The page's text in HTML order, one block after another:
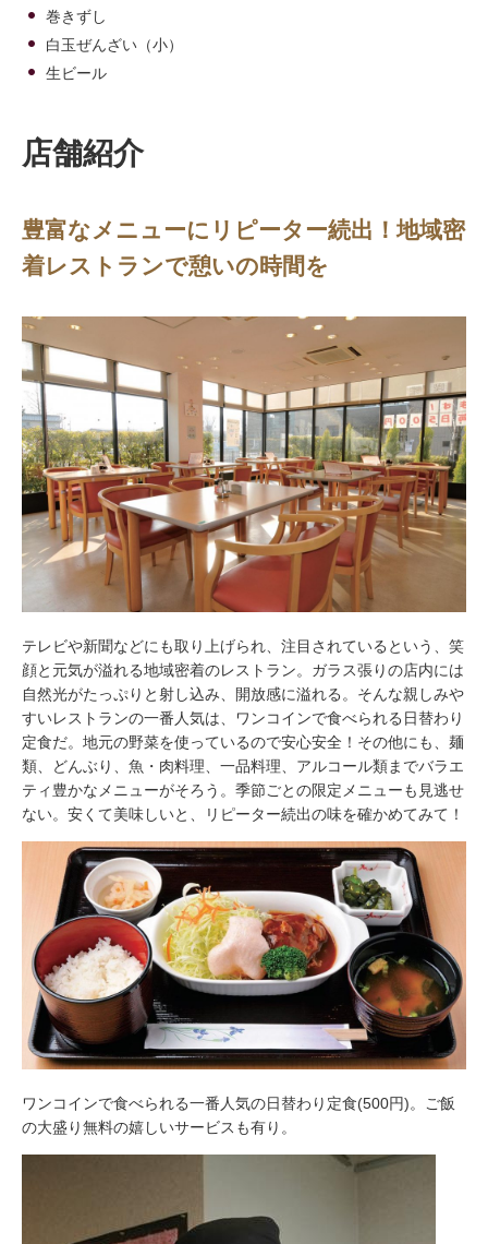
巻きずし
白玉ぜんざい（小）
生ビール
店舗紹介
豊富なメニューにリピーター続出！地域密
着レストランで憩いの時間を
テレビや新聞などにも取り上げられ、注目されているという、笑
顔と元気が溢れる地域密着のレストラン。ガラス張りの店内には
自然光がたっぷりと射し込み、開放感に溢れる。そんな親しみや
すいレストランの一番人気は、ワンコインで食べられる日替わり
定食だ。地元の野菜を使っているので安心安全！その他にも、麺
類、どんぶり、魚・肉料理、一品料理、アルコール類までバラエ
ティ豊かなメニューがそろう。季節ごとの限定メニューも見逃せ
ない。安くて美味しいと、リピーター続出の味を確かめてみて！
ワンコインで食べられる一番人気の日替わり定食(500円)。ご飯
の大盛り無料の嬉しいサービスも有り。